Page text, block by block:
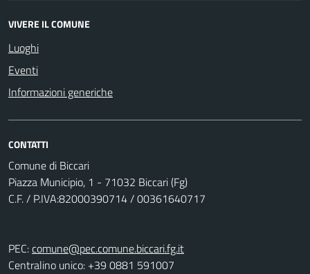
VIVERE IL COMUNE
Luoghi
Eventi
Informazioni generiche
CONTATTI
Comune di Biccari
Piazza Municipio, 1 - 71032 Biccari (Fg)
C.F. / P.IVA:82000390714 / 00361640717
PEC:comune@pec.comune.biccari.fg.it
Centralino unico: +39 0881 591007